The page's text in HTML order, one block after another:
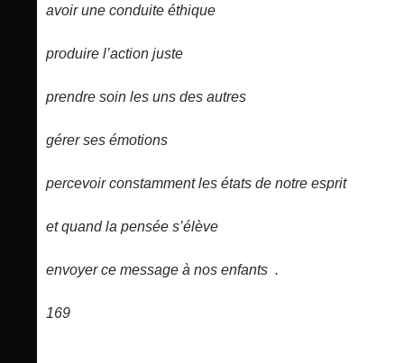
avoir une conduite éthique
produire l’action juste
prendre soin les uns des autres
gérer ses émotions
percevoir constamment les états de notre esprit
et quand la pensée s’élève
envoyer ce message à nos enfants .
169